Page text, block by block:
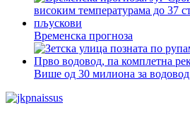
Временска прогноза
Више од 30 милиона за водовод